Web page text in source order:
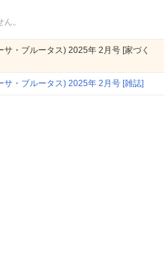
。
・ブルータス) 2025年 2月号 [家づく
サ・ブルータス) 2025年 2月号 [雑誌]